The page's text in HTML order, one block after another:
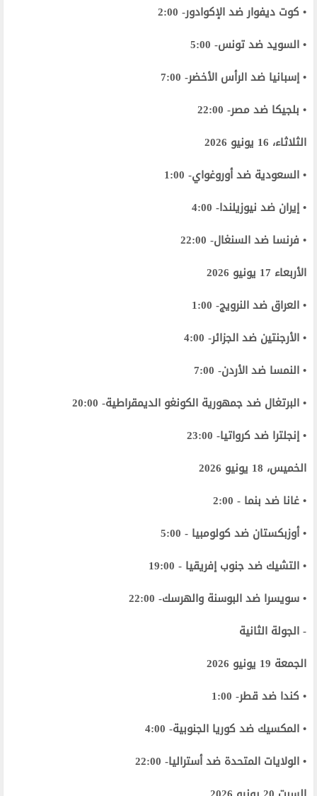
• كوت ديفوار ضد الإكوادور- 2:00
• السويد ضد تونس- 5:00
• إسبانيا ضد الرأس الأخضر- 7:00
• بلجيكا ضد مصر- 22:00
الثلاثاء، 16 يونيو 2026
• السعودية ضد أوروغواي- 1:00
• إيران ضد نيوزيلندا- 4:00
• فرنسا ضد السنغال- 22:00
الأربعاء 17 يونيو 2026
• العراق ضد النرويج- 1:00
• الأرجنتين ضد الجزائر- 4:00
• النمسا ضد الأردن- 7:00
• البرتغال ضد جمهورية الكونغو الديمقراطية- 20:00
• إنجلترا ضد كرواتيا- 23:00
الخميس، 18 يونيو 2026
• غانا ضد بنما - 2:00
• أوزبكستان ضد كولومبيا - 5:00
• التشيك ضد جنوب إفريقيا - 19:00
• سويسرا ضد البوسنة والهرسك- 22:00
- الجولة الثانية
الجمعة 19 يونيو 2026
• كندا ضد قطر- 1:00
• المكسيك ضد كوريا الجنوبية- 4:00
• الولايات المتحدة ضد أستراليا- 22:00